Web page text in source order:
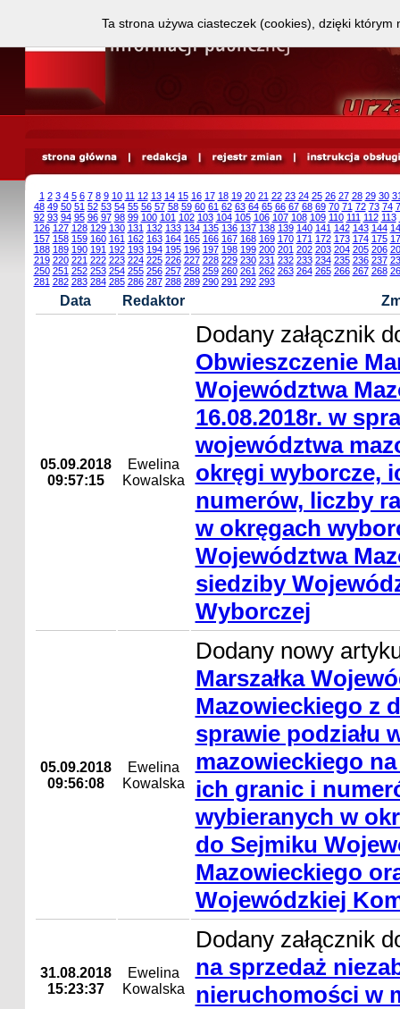
1 2 3 4 5 6 7 8 9 10 11 12 13 14 15 16 17 18 19 20 21 22 23 24 25 26 27 28 29 30
48 49 50 51 52 53 54 55 56 57 58 59 60 61 62 63 64 65 66 67 68 69 70 71 72 73 74
92 93 94 95 96 97 98 99 100 101 102 103 104 105 106 107 108 109 110 111 112 113
126 127 128 129 130 131 132 133 134 135 136 137 138 139 140 141 142 143 144
157 158 159 160 161 162 163 164 165 166 167 168 169 170 171 172 173 174 175
188 189 190 191 192 193 194 195 196 197 198 199 200 201 202 203 204 205 206
219 220 221 222 223 224 225 226 227 228 229 230 231 232 233 234 235 236 237
250 251 252 253 254 255 256 257 258 259 260 261 262 263 264 265 266 267 268
281 282 283 284 285 286 287 288 289 290 291 292 293
Data Redaktor
05.09.2018
09:57:15
Ewelina
Kowalska
Dodany załącznik
Obwieszczenie
Województwa
16.08.2018r. w
województwa
okręgi wyborcze,
numerów, liczby
w okręgach
Województwa
siedziby
Wyborczej
05.09.2018
09:56:08
Ewelina
Kowalska
Dodany nowy
Marszałka
Mazowieckiego z
sprawie podziału
mazowieckiego
ich granic i
wybieranych w
do Sejmiku
Mazowieckiego
Wojewódzkiej
31.08.2018
15:23:37
Ewelina
Kowalska
Dodany załącznik
na sprzedaż
nieruchomości w
Ta strona używa ciasteczek (cookies), dzięki którym